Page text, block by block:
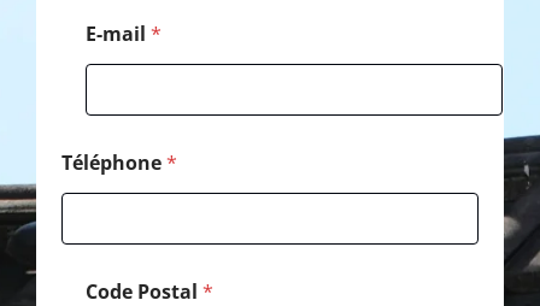
E-mail *
Téléphone*
Code Postal *
n
e